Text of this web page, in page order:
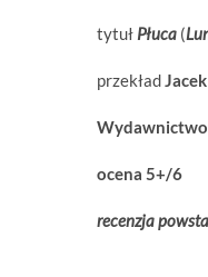
tytuł Płuca (
przekład
ocena 5+/6
recenzja